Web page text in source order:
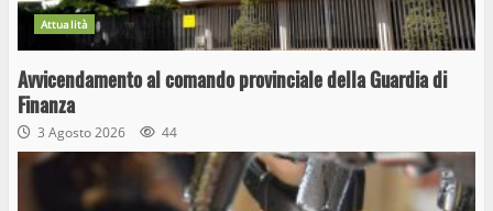
Attualità
Avvicendamento al comando provinciale della Guardia di
Finanza
3 Agosto 2026 44